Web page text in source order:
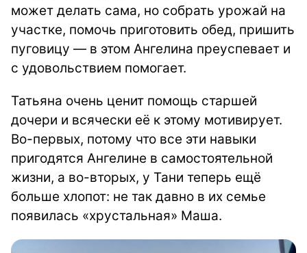
может делать сама, но собрать урожай на
участке, помочь приготовить обед, пришить
пуговицу — в этом Ангелина преуспевает и
с удовольствием помогает.
Татьяна очень ценит помощь старшей
дочери и всячески её к этому мотивирует.
Во-первых, потому что все эти навыки
пригодятся Ангелине в самостоятельной
жизни, а во-вторых, у Тани теперь ещё
больше хлопот: не так давно в их семье
появилась «хрустальная» Маша.